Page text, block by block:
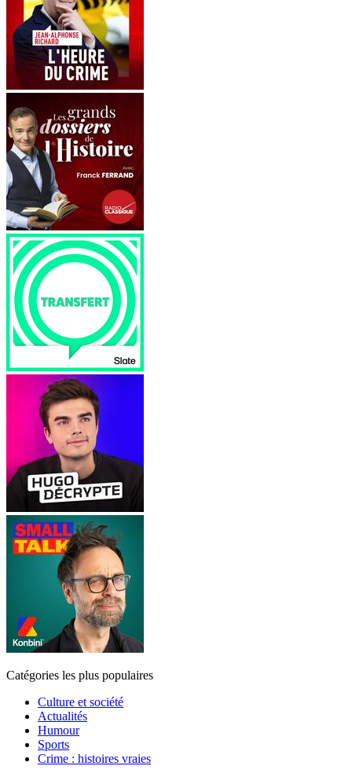
Catégories les plus populaires
Culture et société
Actualités
Humour
Sports
Crime : histoires vraies